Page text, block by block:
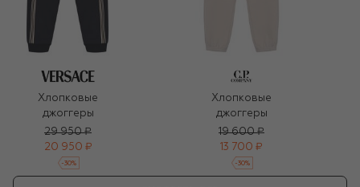
Хлопковые
джоггеры
29 950 ₽
20 950 ₽
-30%
Хлопковые
джоггеры
19 600 ₽
13 700 ₽
-30%